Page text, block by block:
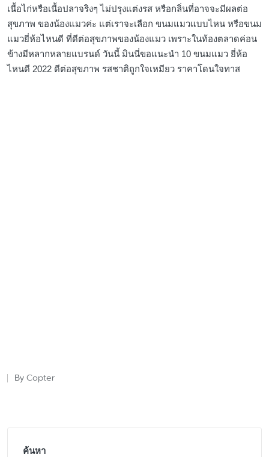
เนื้อไก่หรือเนื้อปลาจริงๆ ไม่ปรุงแต่งรส หรือกลิ่นที่อาจจะมีผลต่อ
สุขภาพ ของน้องแมวค่ะ แต่เราจะเลือก ขนมแมวแบบไหน หรือขนม
แมวยี่ห้อไหนดี ที่ดีต่อสุขภาพของน้องแมว เพราะในท้องตลาดค่อน
ข้างมีหลากหลายแบรนด์ วันนี้ มินนี่ขอแนะนำ 10 ขนมแมว ยี่ห้อ
ไหนดี 2022 ดีต่อสุขภาพ รสชาติถูกใจเหมียว ราคาโดนใจทาส
Posted
By Copter
ค้นหา